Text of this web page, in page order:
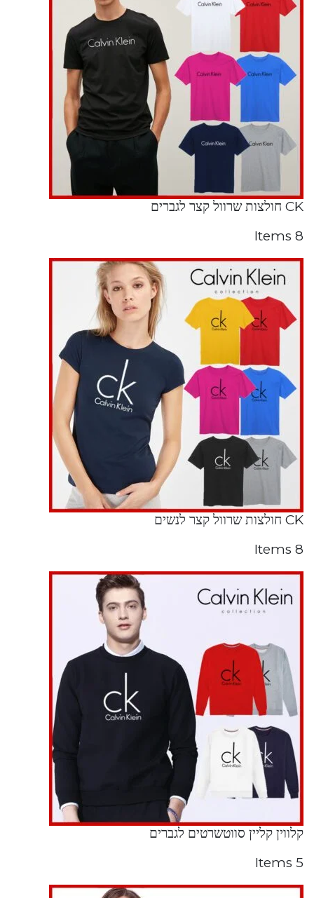
CK חולצות שרוול קצר לגברים
8 Items
CK חולצות שרוול קצר לנשים
8 Items
קלווין קליין סווטשרטים לגברים
5 Items